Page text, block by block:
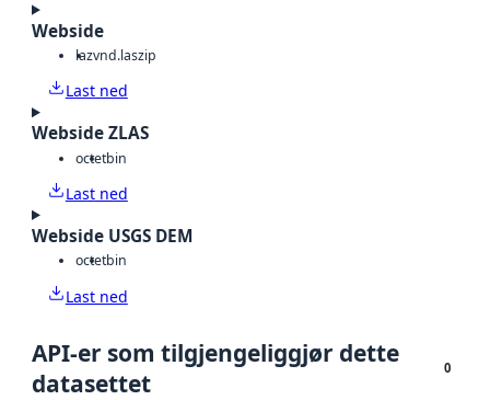
Webside
lazvnd.laszip
Last ned
Webside ZLAS
octetbin
Last ned
Webside USGS DEM
octetbin
Last ned
API-er som tilgjengeliggjør dette
datasettet
0